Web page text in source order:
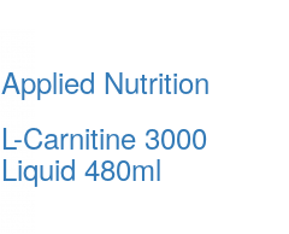
Applied Nutrition
L-Carnitine 3000
Liquid 480ml